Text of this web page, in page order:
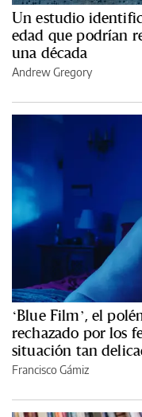
Un estudio
edad que podrían
una década
Andrew Gregory
‘Blue Film’, el
rechazado por los
situación tan
Francisco Gámiz